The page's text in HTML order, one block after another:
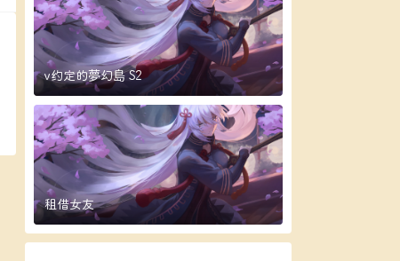
v约定的夢幻島 S2
租借女友